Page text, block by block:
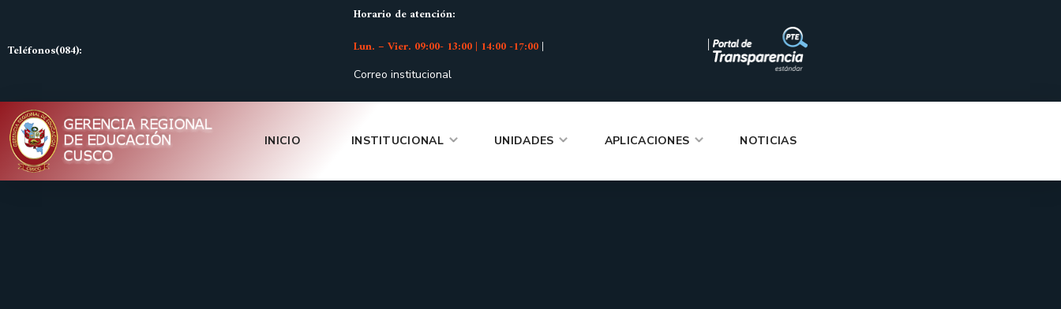
Teléfonos(084):
Horario de atención:
Lun. – Vier. 09:00- 13:00 | 14:00 -17:00|
Correo institucional
|
INICIO INSTITUCIONAL UNIDADES APLICACIONES NOTICIAS